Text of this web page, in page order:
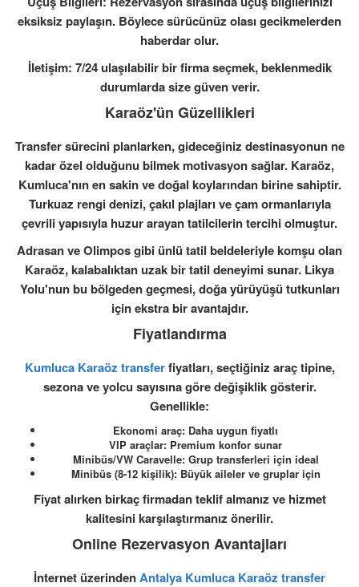
eksiksiz paylaşın. Böylece sürücünüz olası gecikmelerden
haberdar olur.
İletişim: 7/24 ulaşılabilir bir firma seçmek, beklenmedik
durumlarda size güven verir.
Karaöz'ün Güzellikleri
Transfer sürecini planlarken, gideceğiniz destinasyonun ne
kadar özel olduğunu bilmek motivasyon sağlar. Karaöz,
Kumluca'nın en sakin ve doğal koylarından birine sahiptir.
Turkuaz rengi denizi, çakıl plajları ve çam ormanlarıyla
çevrili yapısıyla huzur arayan tatilcilerin tercihi olmuştur.
Adrasan ve Olimpos gibi ünlü tatil beldeleriyle komşu olan
Karaöz, kalabalıktan uzak bir tatil deneyimi sunar. Likya
Yolu'nun bu bölgeden geçmesi, doğa yürüyüşü tutkunları
için ekstra bir avantajdır.
Fiyatlandırma
Kumluca Karaöz transferfiyatları, seçtiğiniz araç tipine,
sezona ve yolcu sayısına göre değişiklik gösterir.
Genellikle:
Ekonomi araç: Daha uygun fiyatlı
VIP araçlar: Premium konfor sunar
Minibüs/VW Caravelle: Grup transferleri için ideal
Minibüs (8-12 kişilik): Büyük aileler ve gruplar için
Fiyat alırken birkaç firmadan teklif almanız ve hizmet
kalitesini karşılaştırmanız önerilir.
Online Rezervasyon Avantajları
İnternet üzerindenAntalya Kumluca Karaöz transfer